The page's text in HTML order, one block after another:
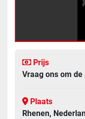
Prijs
Vraag ons om de
Plaats
Rhenen,